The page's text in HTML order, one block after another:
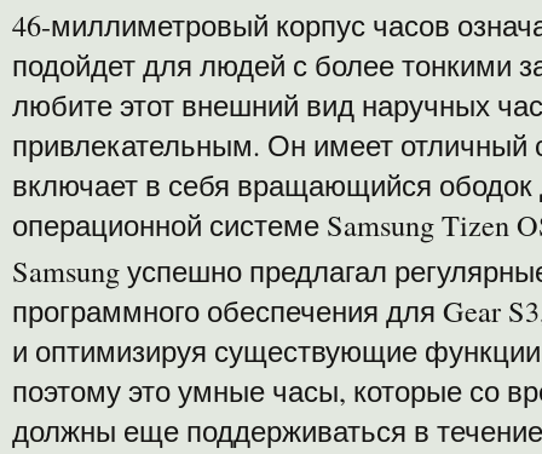
46-миллиметровый корпус часов
подойдет для людей с более тонкими
любите этот внешний вид наручных
привлекательным. Он имеет отличный
включает в себя вращающийся ободок
операционной системе Samsung Tizen
Samsung успешно предлагал
программного обеспечения для Gear
и оптимизируя существующие
поэтому это умные часы, которые со
должны еще поддерживаться в